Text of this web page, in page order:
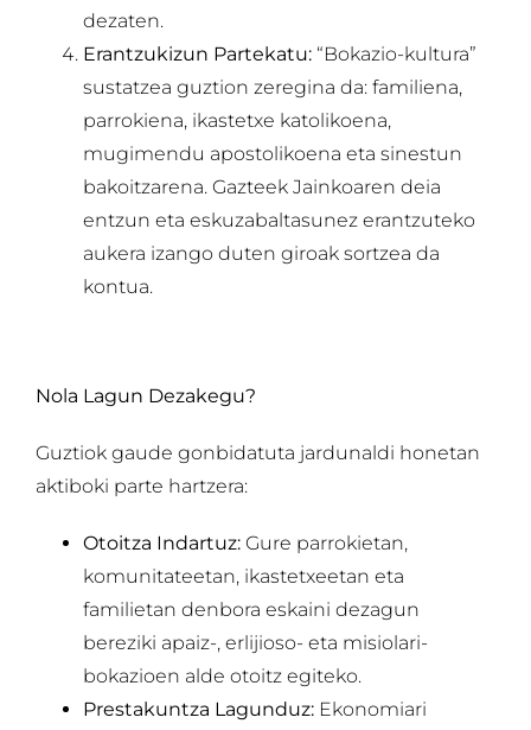
dezaten.
Erantzukizun Partekatu: “Bokazio-kultura”
sustatzea guztion zeregina da: familiena,
parrokiena, ikastetxe katolikoena,
mugimendu apostolikoena eta sinestun
bakoitzarena. Gazteek Jainkoaren deia
entzun eta eskuzabaltasunez erantzuteko
aukera izango duten giroak sortzea da
kontua.
Nola Lagun Dezakegu?
Guztiok gaude gonbidatuta jardunaldi honetan
aktiboki parte hartzera:
Otoitza Indartuz: Gure parrokietan,
komunitateetan, ikastetxeetan eta
familietan denbora eskaini dezagun
bereziki apaiz-, erlijioso- eta misiolari-
bokazioen alde otoitz egiteko.
Prestakuntza Lagunduz: Ekonomiari